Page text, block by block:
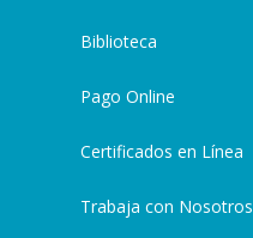
Biblioteca
Pago Online
Certificados en Línea
Trabaja con Nosotros